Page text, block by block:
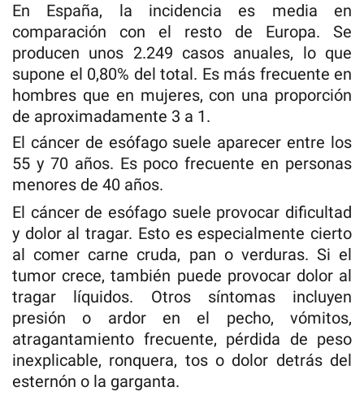
En España, la incidencia es media en
comparación con el resto de Europa. Se
producen unos 2.249 casos anuales, lo que
supone el 0,80% del total. Es más frecuente en
hombres que en mujeres, con una proporción
de aproximadamente 3 a 1.
El cáncer de esófago suele aparecer entre los
55 y 70 años. Es poco frecuente en personas
menores de 40 años.
El cáncer de esófago suele provocar dificultad
y dolor al tragar. Esto es especialmente cierto
al comer carne cruda, pan o verduras. Si el
tumor crece, también puede provocar dolor al
tragar líquidos. Otros síntomas incluyen
presión o ardor en el pecho, vómitos,
atragantamiento frecuente, pérdida de peso
inexplicable, ronquera, tos o dolor detrás del
esternón o la garganta.